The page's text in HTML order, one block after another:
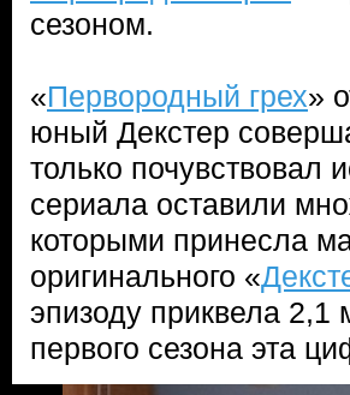
сезоном.
«Первородный грех»
юный Декстер
только почувствовал
сериала оставили
которыми принесла
оригинального «
эпизоду приквела
первого сезона эта